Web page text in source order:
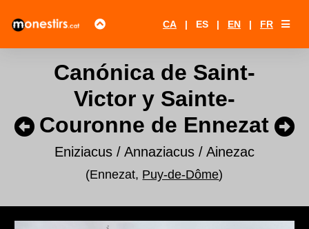
CA | ES | EN | FR
Canónica de Saint-
Victor y Sainte-
Couronne de Ennezat
Eniziacus / Annaziacus / Ainezac
(Ennezat, Puy-de-Dôme)